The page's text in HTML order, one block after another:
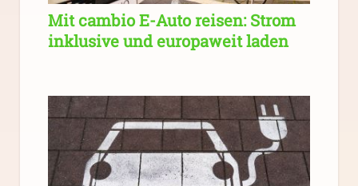
Mit cambio E-Auto reisen: Strom
inklusive und europaweit laden